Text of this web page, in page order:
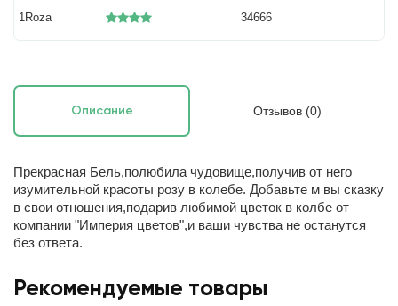
1Roza 34666
Описание Отзывов (0)
Прекрасная Бель,полюбила чудовище,получив от него
изумительной красоты розу в колебе. Добавьте м вы сказку
в свои отношения,подарив любимой цветок в колбе от
компании "Империя цветов",и ваши чувства не останутся
без ответа.
Рекомендуемые товары